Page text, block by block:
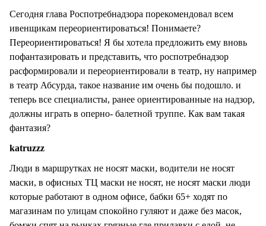
Сегодня глава Роспотребнадзора порекомендовал всем
ивенщикам переориентироваться! Понимаете?
Переориентироваться! Я бы хотела предложить ему вновь
пофантазировать и представить, что роспотребнадзор
расформировали и переориентировали в театр, ну например
в театр Абсурда, такое название им очень бы подошло. и
теперь все специалисты, ранее ориентированные на надзор,
должны играть в оперно- балетной труппе. Как вам такая
фантазия?
katruzzz
Люди в маршрутках не носят маски, водители не носят
маски, в офисных ТЦ маски не носят, не носят маски люди
которые работают в одном офисе, бабки 65+ ходят по
магазинам по улицам спокойно гуляют и даже без масок,